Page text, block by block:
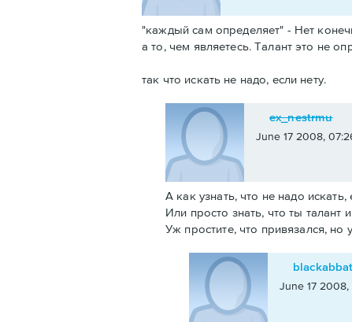
"каждый сам определяет" - Нет
а то, чем являетесь. Талант это не
так что искать не надо, если нету.
ex_nestrmu
June 17 2008,
А как узнать, что не надо
Или просто знать, что ты талант
Уж простите, что привязался,
blackabbat
June 17 2008,